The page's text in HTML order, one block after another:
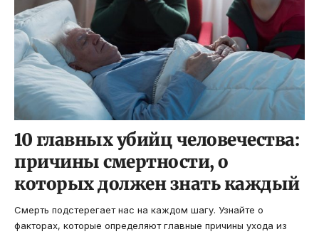
10 главных убийц человечества:
причины смертности, о
которых должен знать каждый
Смерть подстерегает нас на каждом шагу. Узнайте о
факторах, которые определяют главные причины ухода из